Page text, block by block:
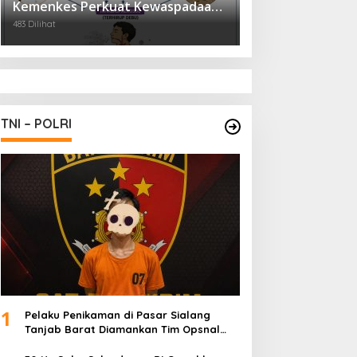
Kemenkes Perkuat Kewaspadaan
Virus Hanta
483 Dilihat
TNI – POLRI
1
Pelaku Penikaman di Pasar Sialang
Tanjab Barat Diamankan Tim Opsnal